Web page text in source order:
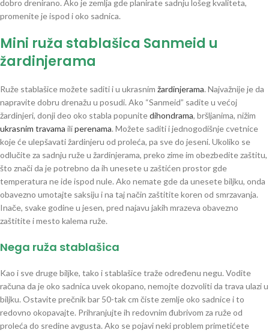
dobro drenirano. Ako je zemlja gde planirate sadnju lošeg kvaliteta,
promenite je ispod i oko sadnica.
Mini ruža stablašica Sanmeid u
žardinjerama
Ruže stablašice možete saditi i u ukrasnim žardinjerama. Najvažnije je da
napravite dobru drenažu u posudi. Ako “Sanmeid” sadite u većoj
žardinjeri, donji deo oko stabla popunitedihondrama, bršljanima, nižim
ukrasnim travama iliperenama. Možete saditi i jednogodišnje cvetnice
koje će ulepšavati žardinjeru od proleća, pa sve do jeseni. Ukoliko se
odlučite za sadnju ruže u žardinjerama, preko zime im obezbedite zaštitu,
što znači da je potrebno da ih unesete u zaštićen prostor gde
temperatura ne ide ispod nule. Ako nemate gde da unesete biljku, onda
obavezno umotajte saksiju i na taj način zaštitite koren od smrzavanja.
Inače, svake godine u jesen, pred najavu jakih mrazeva obavezno
zaštitite i mesto kalema ruže.
Nega ruža stablašica
Kao i sve druge biljke, tako i stablašice traže određenu negu. Vodite
računa da je oko sadnica uvek okopano, nemojte dozvoliti da trava ulazi u
biljku. Ostavite prečnik bar 50-tak cm čiste zemlje oko sadnice i to
redovno okopavajte. Prihranjujte ih redovnim đubrivom za ruže od
proleća do sredine avgusta. Ako se pojavi neki problem primetićete